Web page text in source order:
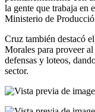
la gente que trabaja en
Ministerio de
Cruz también destacó
Morales para proveer
defensas y loteos,
sector.